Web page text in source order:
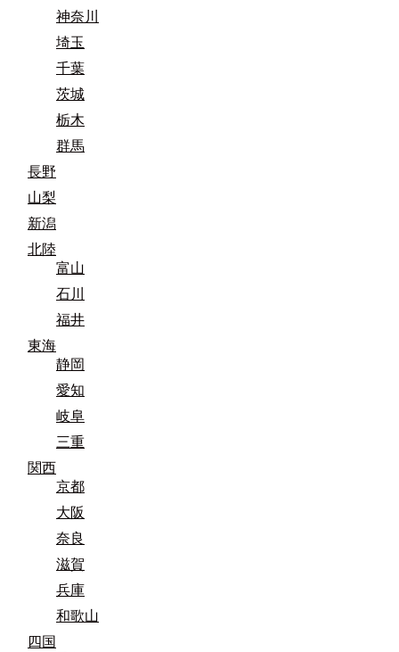
神奈川
埼玉
千葉
茨城
栃木
群馬
長野
山梨
新潟
北陸
富山
石川
福井
東海
静岡
愛知
岐阜
三重
関西
京都
大阪
奈良
滋賀
兵庫
和歌山
四国